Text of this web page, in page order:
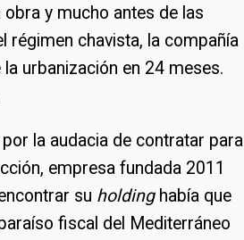
y mucho antes de las
régimen chavista, la compañía
urbanización en 24 meses.
la audacia de contratar para
empresa fundada 2011
su holdinghabía que
fiscal del Mediterráneo